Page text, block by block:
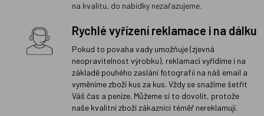
na kvalitu, do nabídky nezařazujeme.
Rychlé vyřízení reklamace i na dálku
Pokud to povaha vady umožňuje (zjevná
neopravitelnost výrobku), reklamaci vyřídíme i na
základě pouhého zaslání fotografií na náš email a
vyměníme zboží kus za kus. Vždy se snažíme šetřit
Váš čas a peníze. Můžeme si to dovolit, protože
naše kvalitní zboží zákazníci téměř nereklamují.